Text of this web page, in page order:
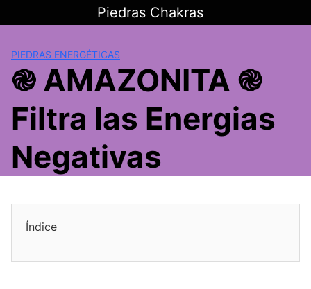
al
Piedras Chakras
PIEDRAS ENERGÉTICAS
֎ AMAZONITA ֎
Filtra las Energias
Negativas
Índice